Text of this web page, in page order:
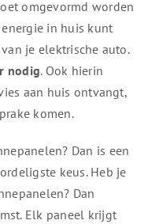
omgevormd worden
in huis kunt
je elektrische auto.
nodig. Ook hierin
aan huis ontvangt,
komen.
Dan is een
keus. Heb je
Dan
Elk paneel krijgt